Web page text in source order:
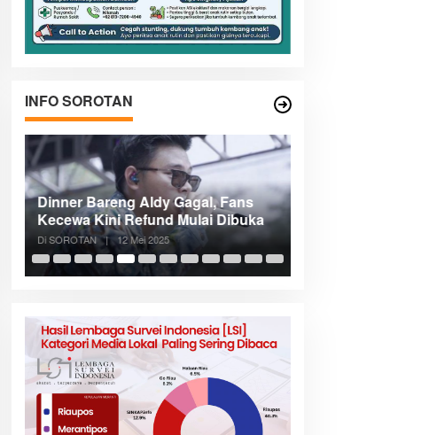
INFO SOROTAN
Dinner Bareng Aldy Gagal, Fans
Kecewa Kini Refund Mulai Dibuka
Di SOROTAN | 12 Mei 2025